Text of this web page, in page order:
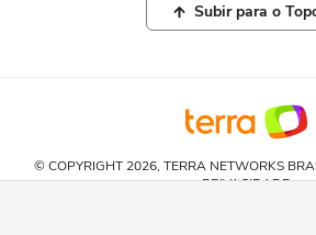
Subir para o
© COPYRIGHT 2026, TERRA NETWORKS
PRIVACIDADE